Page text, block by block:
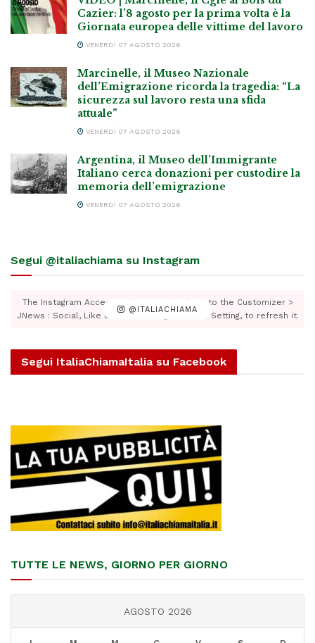
Cazier: l’8 agosto per la prima volta è la
Giornata europea delle vittime del lavoro
VENERDÌ 07 AGOSTO 2026
Marcinelle, il Museo Nazionale
dell’Emigrazione ricorda la tragedia: “La
sicurezza sul lavoro resta una sfida
attuale”
VENERDÌ 07 AGOSTO 2026
Argentina, il Museo dell’Immigrante
Italiano cerca donazioni per custodire la
memoria dell’emigrazione
VENERDÌ 07 AGOSTO 2026
Segui @italiachiama su Instagram
@ITALIACHIAMA
The Instagram Access Token is expired, Go to the Customizer >
JNews : Social, Like & View > Instagram Feed Setting, to refresh it.
Segui ItaliaChiamaItalia su Facebook
TUTTE LE NEWS, GIORNO PER GIORNO
AGOSTO 2026